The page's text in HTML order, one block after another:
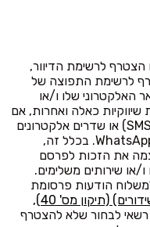
לרשימת הדיוור,
לרשימת התפוצה של
האלקטרוני שלו ו/או
כאלה ואחרות, אם
כהודעות דוא"ל, מסרונים (SMS) או שדרים אלקטרונים
אחרים, כדוגמת פניות ב- WhatsApp. בכלל זה,
את הזכות לפרסם
או שירותים משלימים.
הודעות פרסומת
חוק התקשורת (בזק ושידורים) (תיקון מס' 40),
רשאי לבחור שלא להצטרף